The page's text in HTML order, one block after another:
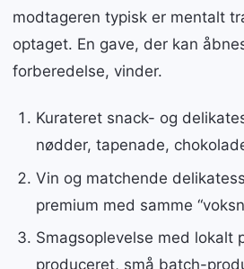
modtageren typisk er mentalt
optaget. En gave, der kan
forberedelse, vinder.
Kurateret snack- og
nødder, tapenade,
Vin og matchende
premium med samme
Smagsoplevelse med lokalt
produceret, små batch-